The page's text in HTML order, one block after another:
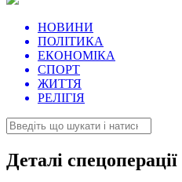
НОВИНИ
ПОЛІТИКА
ЕКОНОМІКА
СПОРТ
ЖИТТЯ
РЕЛІГІЯ
Деталі